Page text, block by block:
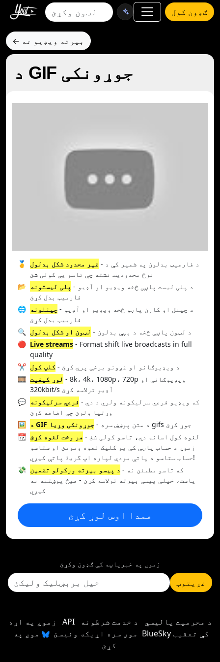
ګډون کول
← بیرته ویډیو ته
د GIF جوړونکی
🥇 غیر محدود شکل بدلول - د فارمیټ بدلون په شمیر کې د
نرخ محدودیت نشته چې تاسو یې کولی شئ
📂 پلی لیستونه - د پلی لیست پاڼې څخه ویډیو او آډیو
فارمیټ بدل کړئ
🌐 چینلونه - د چینل او کارن پاڼو څخه ویډیو او آډیو
فارمیټ بدل کړئ
🔍 لټون او شکل بدلول
- د لټون پاڼې څخه د بڼې بدلون
🔴 Live streams - Format shift live broadcasts in full
quality
✂️ کلپ کول
- د ویډیوګانو او غږونو برخې پرې کړئ
🎞️ لوړ کیفیت - 8k، 4k، 1080p، 720p ویډیوګانې او
320kbit/s آډیو ترلاسه کړئ
💬 فرعي سرلیکونه - که ویډیو فرعي سرلیکونه ولري د دې
وړتیا ولرئ چې اضافه کړئ
🖼️
د GIF جوړونکی وړیا
- د متن پوښښ سره gifs جوړ کړئ
📆 هر وخت لغوه کړئ - لغوه کول اسانه دي، تاسو کولی شئ
زموږ د حساب پاڼې کې یو کلیک لغوه ومومئ او ستاسو
حساب ستاسو د پاتې مودې لپاره اپ گریڈ پاتې کیږي!
💸 د پیسو بیرته ورکولو تضمین - که تاسو مطمئن نه
یاست، خپلې پیسې بیرته ترلاسه کړئ - هیڅ پوښتنه نه
کیږي
همدا اوس لوړ کړئ
زموږ په خبرپاڼه کې ګډون وکړئ
غړیتوب
زموږ په اړه API د محرمیت پالیسي
د خدمت شرطونه
موږ سره اړیکه ونیسئ
موږ په BlueSky کې تعقیب
کړئ